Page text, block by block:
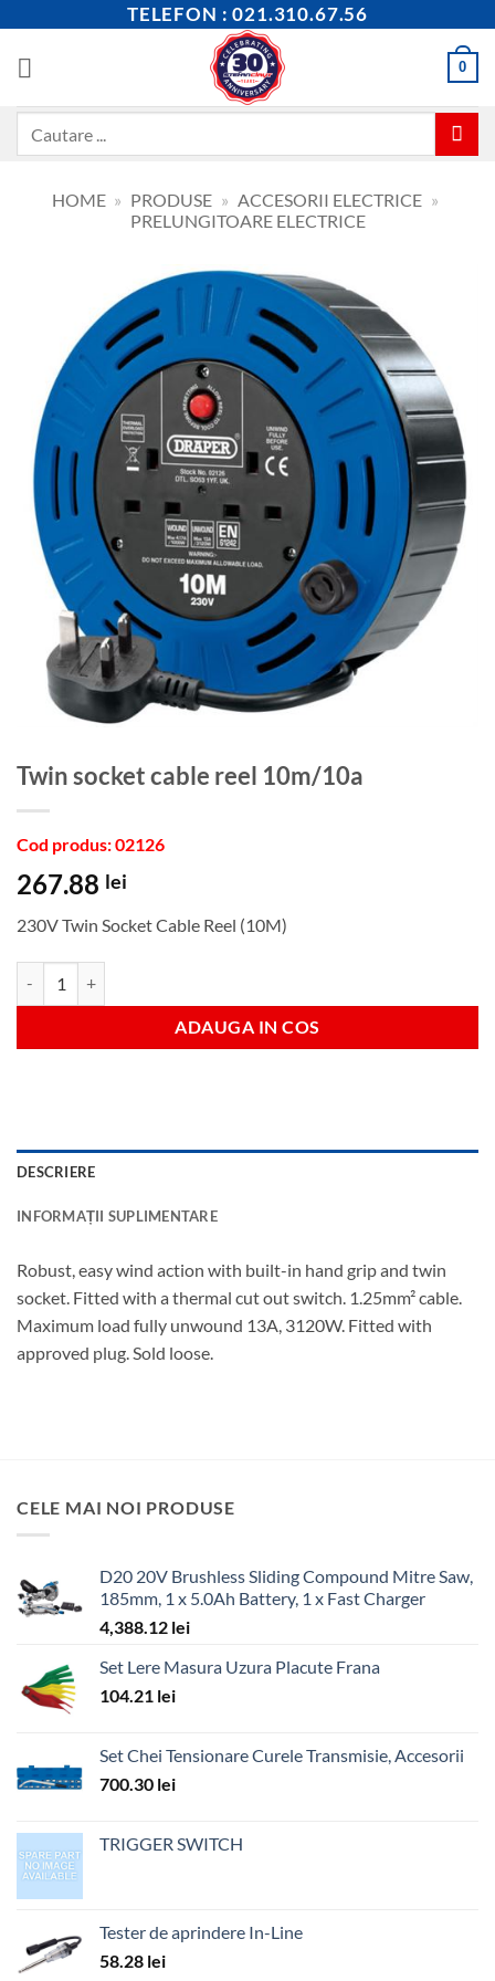
content
TELEFON : 021.310.67.56
0
HOME » PRODUSE » ACCESORII ELECTRICE »
PRELUNGITOARE ELECTRICE
Twin socket cable reel 10m/10a
Cod produs: 02126
267.88 lei
230V Twin Socket Cable Reel (10M)
ADAUGA IN COS
DESCRIERE
INFORMAȚII SUPLIMENTARE
Robust, easy wind action with built-in hand grip and twin
socket. Fitted with a thermal cut out switch. 1.25mm² cable.
Maximum load fully unwound 13A, 3120W. Fitted with
approved plug. Sold loose.
CELE MAI NOI PRODUSE
D20 20V Brushless Sliding Compound Mitre Saw,
185mm, 1 x 5.0Ah Battery, 1 x Fast Charger
4,388.12 lei
Set Lere Masura Uzura Placute Frana
104.21 lei
Set Chei Tensionare Curele Transmisie, Accesorii
700.30 lei
TRIGGER SWITCH
Tester de aprindere In-Line
58.28 lei